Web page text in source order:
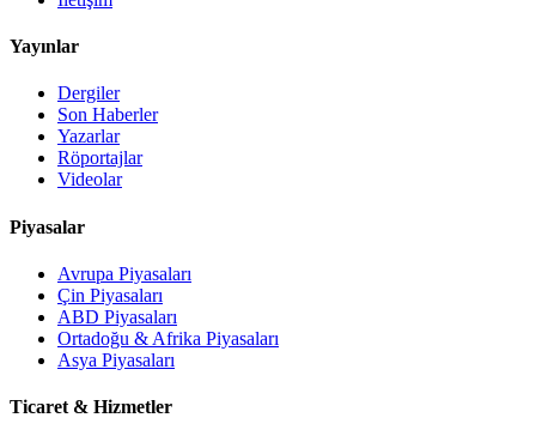
Yayınlar
Dergiler
Son Haberler
Yazarlar
Röportajlar
Videolar
Piyasalar
Avrupa Piyasaları
Çin Piyasaları
ABD Piyasaları
Ortadoğu & Afrika Piyasaları
Asya Piyasaları
Ticaret & Hizmetler